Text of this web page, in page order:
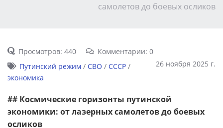
самолетов до боевых осликов
Просмотров: 440
Комментарии: 0
26 ноября 2025 г.
Путинский режим / СВО / СССР/
экономика
## Космические горизонты путинской
экономики: от лазерных самолетов до боевых
осликов